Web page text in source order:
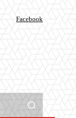
Facebook